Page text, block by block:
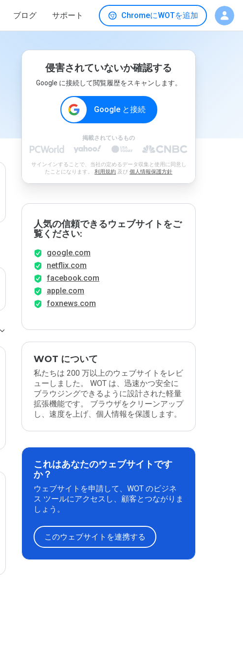
ブログ サポート ChromeにWOTを追加
侵害されていないか確認する
Google に接続して閲覧履歴をスキャンします。
Google と接続
掲載されているもの
サインインすることで、当社の定めるデータ収集と使用に同意し
たことになります。 利用規約 及び 個人情報保護方針
人気の信頼できるウェブサイトをご
覧ください:
google.com
netflix.com
facebook.com
apple.com
foxnews.com
WOT について
私たちは 200 万以上のウェブサイトをレビ
ューしました。 WOT は、迅速かつ安全に
ブラウジングできるように設計された軽量
拡張機能です。 ブラウザをクリーンアップ
し、速度を上げ、個人情報を保護します。
これはあなたのウェブサイトです
か？
ウェブサイトを申請して、WOT のビジネ
ス ツールにアクセスし、顧客とつながりま
しょう。
このウェブサイトを連携する